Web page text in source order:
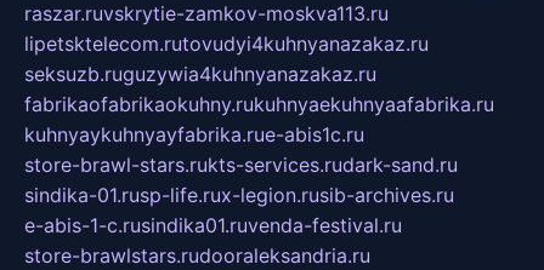
raszar.ruvskrytie-zamkov-moskva113.ru
lipetsktelecom.rutovudyi4kuhnyanazakaz.ru
seksuzb.ruguzywia4kuhnyanazakaz.ru
fabrikaofabrikaokuhny.rukuhnyaekuhnyaafabrika.ru
kuhnyaykuhnyayfabrika.rue-abis1c.ru
store-brawl-stars.rukts-services.rudark-sand.ru
sindika-01.rusp-life.rux-legion.rusib-archives.ru
e-abis-1-c.rusindika01.ruvenda-festival.ru
store-brawlstars.rudooraleksandria.ru